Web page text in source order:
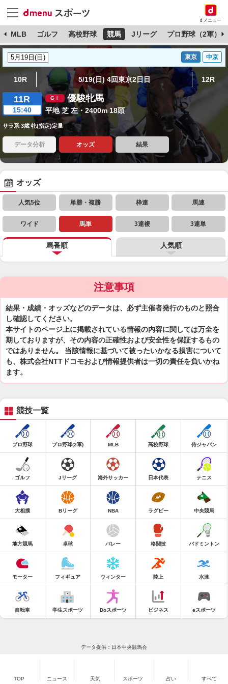
dメニュー
MLB ゴルフ 高校野球 競馬 Jリーグ プロ野球（2軍）
東京 中京
10R 5/19(日) 4回東京2日目 12R
11R
15:40
優駿牝馬
平地 芝 左・2400m 18頭
サラ系 3歳 牝(指定)定量
データ分析 オッズ 結果
オッズ
人気5位 単勝・複勝 枠連 馬連
ワイド 馬単 3連複 3連単
馬番順 人気順
注意事項
結果・成績・オッズなどのデータは、必ず主催者発行のものと照合
し確認してください。
本サイトのページ上に掲載されている情報の内容に関しては万全を
期しておりますが、その内容の正確性および安全性を保証するもの
ではありません。 当該情報に基づいて被ったいかなる損害について
も、株式会社NTTドコモおよび情報提供者は一切の責任を負いかね
ます。
競技一覧
プロ野球 プロ野球(2軍) MLB 高校野球 侍ジャパン
ゴルフ Jリーグ 海外サッカー 日本代表 テニス
大相撲 Bリーグ NBA ラグビー 中央競馬
地方競馬 卓球 バレー 格闘技 バドミントン
モーター フィギュア ウィンター 陸上 水泳
自転車 学生スポーツ Doスポーツ ビジネス eスポーツ
データ提供：日本中央競馬会
TOP ニュース 天気 スポーツ 占い すべて